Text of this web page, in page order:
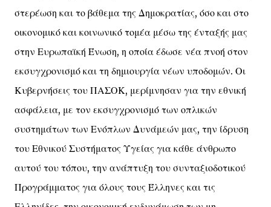
στερέωση και το βάθεμα της Δημοκρατίας, όσο και στο
οικονομικό και κοινωνικό τομέα μέσω της ένταξής μας
στην Ευρωπαϊκή Ένωση, η οποία έδωσε νέα πνοή στον
εκσυγχρονισμό και τη δημιουργία νέων υποδομών. Οι
Κυβερνήσεις του ΠΑΣΟΚ, μερίμνησαν για την εθνική
ασφάλεια, με τον εκσυγχρονισμό των οπλικών
συστημάτων των Ενόπλων Δυνάμεών μας, την ίδρυση
του Εθνικού Συστήματος Υγείας για κάθε άνθρωπο
αυτού του τόπου, την ανάπτυξη του συνταξιοδοτικού
Προγράμματος για όλους τους Έλληνες και τις